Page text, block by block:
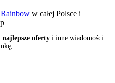
w całej Polsce i
oferty i inne wiadomości